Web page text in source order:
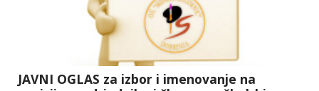
JAVNI OGLAS za izbor i imenovanje na